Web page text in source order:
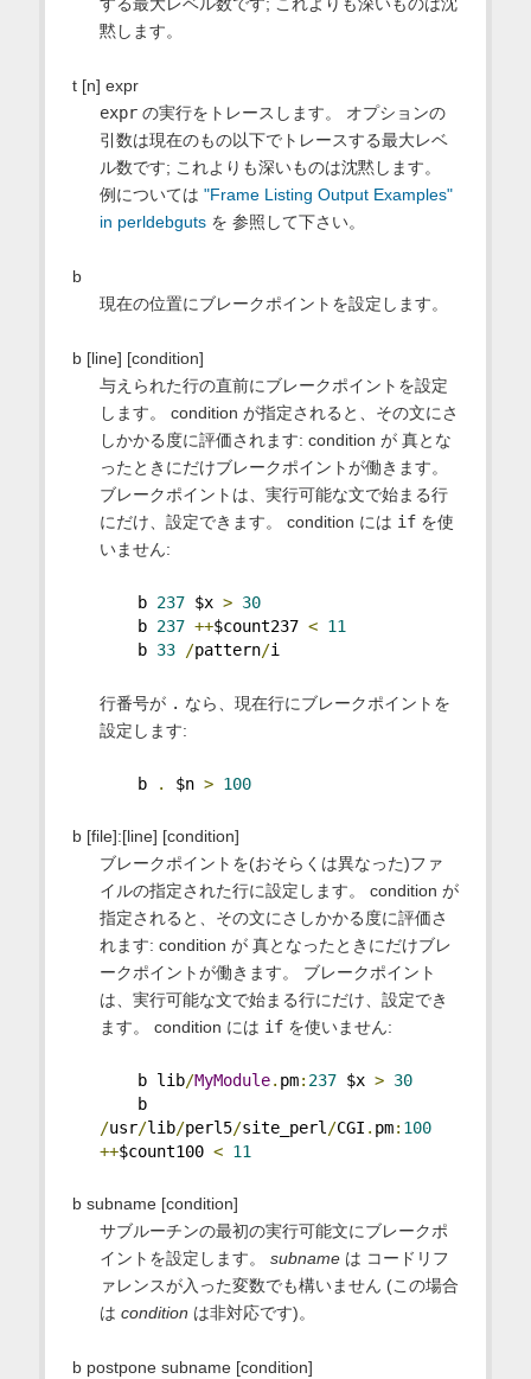
する最大レベル数です; これよりも深いものは沈
黙します。
t [n] expr
exprの実行をトレースします。 オプションの
引数は現在のもの以下でトレースする最大レベ
ル数です; これよりも深いものは沈黙します。
例については "Frame Listing Output Examples"
in perldebgutsを 参照して下さい。
b
現在の位置にブレークポイントを設定します。
b [line] [condition]
与えられた行の直前にブレークポイントを設定
します。 condition が指定されると、その文にさ
しかかる度に評価されます: condition が 真とな
ったときにだけブレークポイントが働きます。
ブレークポイントは、実行可能な文で始まる行
にだけ、設定できます。 condition には ifを使
いません:
b 237 $x > 30
b 237 ++$count237 < 11
b 33 /pattern/i
行番号が . なら、現在行にブレークポイントを
設定します:
b . $n > 100
b [file]:[line] [condition]
ブレークポイントを(おそらくは異なった)ファ
イルの指定された行に設定します。 condition が
指定されると、その文にさしかかる度に評価さ
れます: condition が 真となったときにだけブレ
ークポイントが働きます。 ブレークポイント
は、実行可能な文で始まる行にだけ、設定でき
ます。 condition には ifを使いません:
b lib/MyModule. pm: 237 $x > 30
b
/usr/lib/perl5/site_perl /CGI . pm: 100
++$count100 < 11
b subname [condition]
サブルーチンの最初の実行可能文にブレークポ
イントを設定します。 subnameは コードリフ
ァレンスが入った変数でも構いません (この場合
は condition は非対応です)。
b postpone subname [condition]